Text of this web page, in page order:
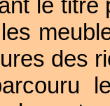
le titre
des